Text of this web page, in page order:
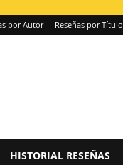
por Autor Reseñas por Título
HISTORIAL RESEÑAS